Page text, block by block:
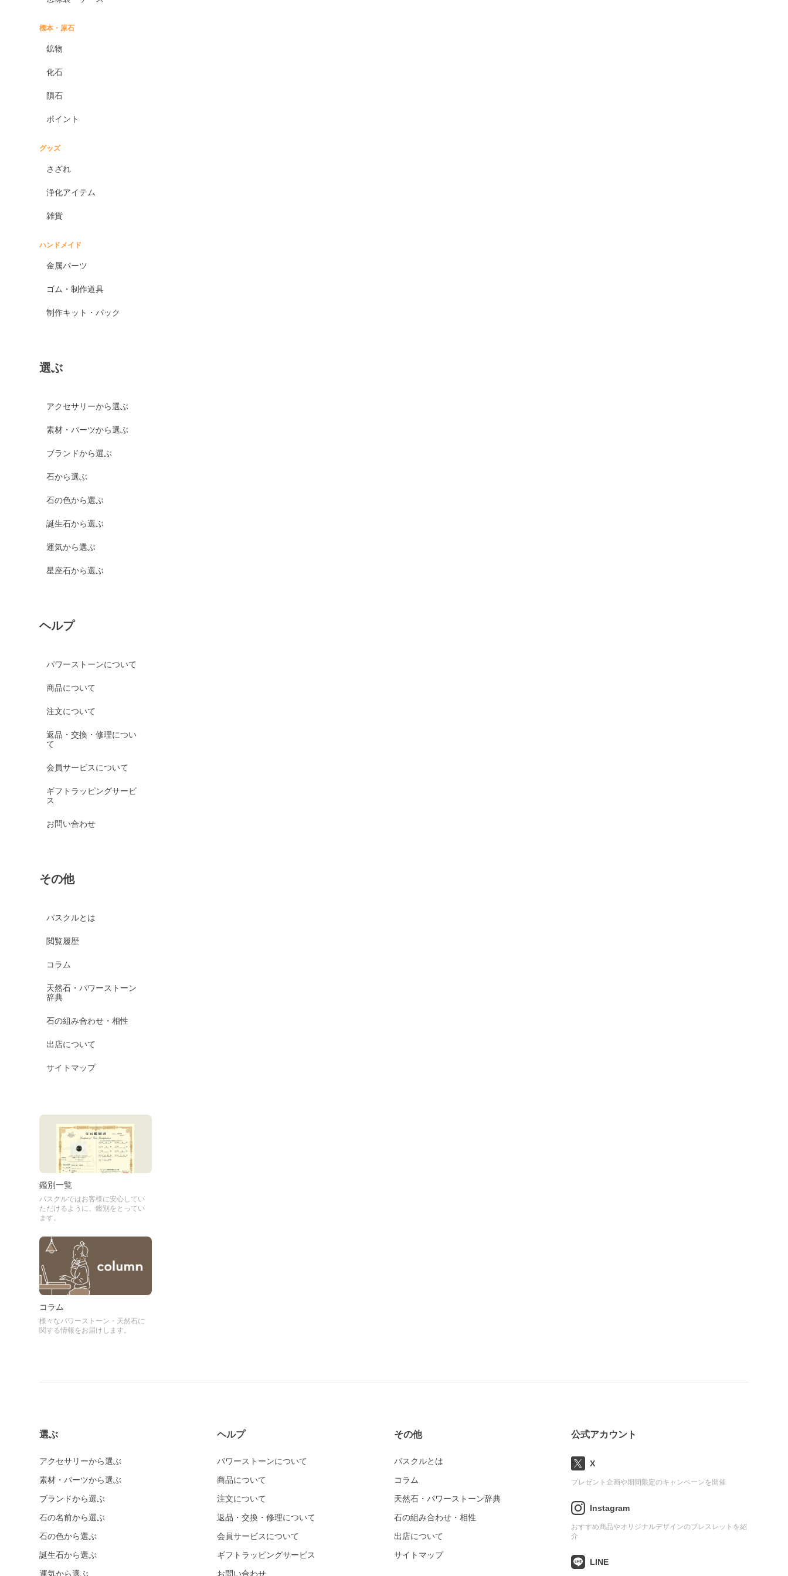
標本・原石
鉱物
化石
隕石
ポイント
グッズ
さざれ
浄化アイテム
雑貨
ハンドメイド
金属パーツ
ゴム・制作道具
制作キット・パック
選ぶ
アクセサリーから選ぶ
素材・パーツから選ぶ
ブランドから選ぶ
石から選ぶ
石の色から選ぶ
誕生石から選ぶ
運気から選ぶ
星座石から選ぶ
ヘルプ
パワーストーンについて
商品について
注文について
返品・交換・修理につい
て
会員サービスについて
ギフトラッピングサービ
ス
お問い合わせ
その他
パスクルとは
閲覧履歴
コラム
天然石・パワーストーン
辞典
石の組み合わせ・相性
出店について
サイトマップ
鑑別一覧
パスクルではお客様に安心してい
ただけるように、鑑別をとってい
ます。
コラム
様々なパワーストーン・天然石に
関する情報をお届けします。
選ぶ
アクセサリーから選ぶ
素材・パーツから選ぶ
ブランドから選ぶ
石の名前から選ぶ
石の色から選ぶ
誕生石から選ぶ
運気から選ぶ
ヘルプ
パワーストーンについて
商品について
注文について
返品・交換・修理について
会員サービスについて
ギフトラッピングサービス
お問い合わせ
その他
パスクルとは
コラム
天然石・パワーストーン辞典
石の組み合わせ・相性
出店について
サイトマップ
公式アカウント
X
プレゼント企画や期間限定のキャンペーンを開催
Instagram
おすすめ商品やオリジナルデザインのブレスレットを紹
介
LINE